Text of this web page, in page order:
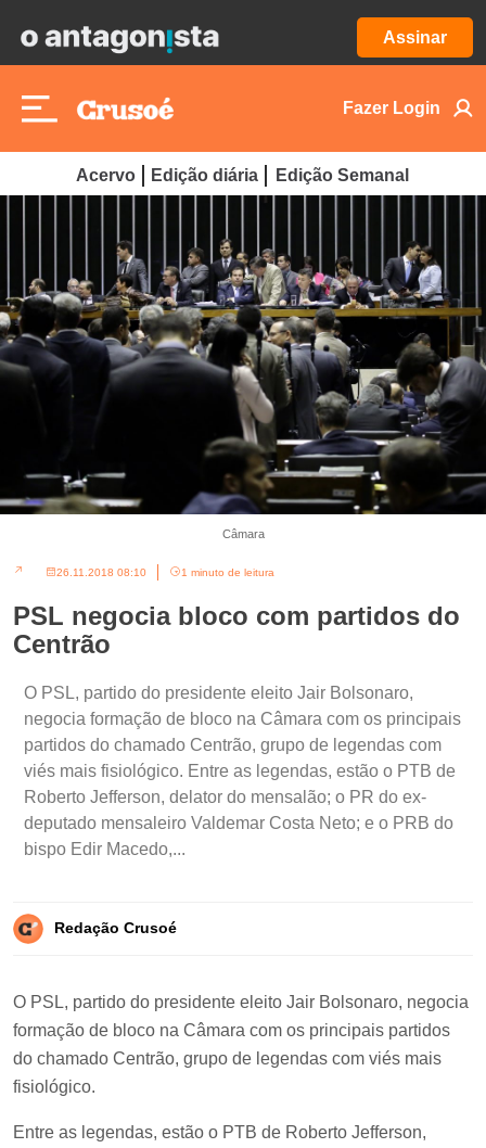
Assinar
Fazer Login
Acervo Edição diária Edição Semanal
Câmara
26.11.2018 08:10 1 minuto de leitura
PSL negocia bloco com partidos do
Centrão
O PSL, partido do presidente eleito Jair Bolsonaro,
negocia formação de bloco na Câmara com os principais
partidos do chamado Centrão, grupo de legendas com
viés mais fisiológico. Entre as legendas, estão o PTB de
Roberto Jefferson, delator do mensalão; o PR do ex-
deputado mensaleiro Valdemar Costa Neto; e o PRB do
bispo Edir Macedo,...
Redação Crusoé
O PSL, partido do presidente eleito Jair Bolsonaro, negocia
formação de bloco na Câmara com os principais partidos
do chamado Centrão, grupo de legendas com viés mais
fisiológico.
Entre as legendas, estão o PTB de Roberto Jefferson,